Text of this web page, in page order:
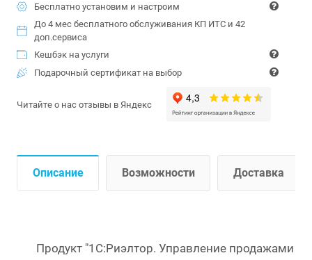
Бесплатно установим и настроим
До 4 мес бесплатного обслуживания КП ИТС и 42
доп.сервиса
Кешбэк на услуги
Подарочный сертификат на выбор
Читайте о нас отзывы в Яндекс
Описание Возможности Доставка
Продукт "1С:Риэлтор. Управление продажами